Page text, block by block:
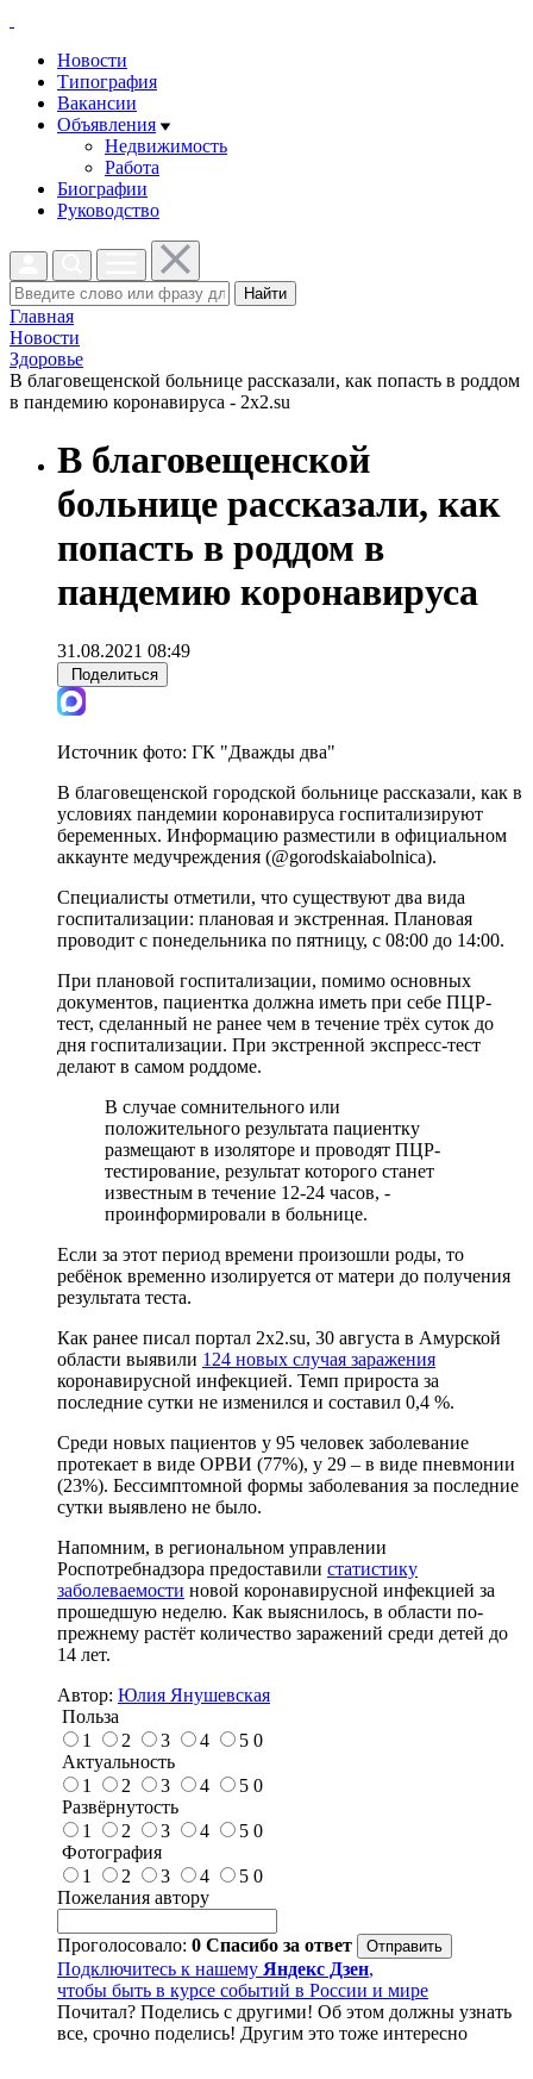
Новости
Типография
Вакансии
Объявления
Недвижимость
Работа
Биографии
Руководство
Найти
Главная
Новости
Здоровье
В благовещенской больнице рассказали, как попасть в роддом
в пандемию коронавируса - 2x2.su
В благовещенской
больнице рассказали, как
попасть в роддом в
пандемию коронавируса
31.08.2021 08:49
Поделиться
Источник фото: ГК "Дважды два"
В благовещенской городской больнице рассказали, как в
условиях пандемии коронавируса госпитализируют
беременных. Информацию разместили в официальном
аккаунте медучреждения (@gorodskaiabolnica).
Специалисты отметили, что существуют два вида
госпитализации: плановая и экстренная. Плановая
проводит с понедельника по пятницу, с 08:00 до 14:00.
При плановой госпитализации, помимо основных
документов, пациентка должна иметь при себе ПЦР-
тест, сделанный не ранее чем в течение трёх суток до
дня госпитализации. При экстренной экспресс-тест
делают в самом роддоме.
В случае сомнительного или
положительного результата пациентку
размещают в изоляторе и проводят ПЦР-
тестирование, результат которого станет
известным в течение 12-24 часов, -
проинформировали в больнице.
Если за этот период времени произошли роды, то
ребёнок временно изолируется от матери до получения
результата теста.
Как ранее писал портал 2х2.su, 30 августа в Амурской
области выявили 124 новых случая заражения
коронавирусной инфекцией. Темп прироста за
последние сутки не изменился и составил 0,4 %.
Среди новых пациентов у 95 человек заболевание
протекает в виде ОРВИ (77%), у 29 – в виде пневмонии
(23%). Бессимптомной формы заболевания за последние
сутки выявлено не было.
Напомним, в региональном управлении
Роспотребнадзора предоставили статистику
заболеваемости новой коронавирусной инфекцией за
прошедшую неделю. Как выяснилось, в области по-
прежнему растёт количество заражений среди детей до
14 лет.
Автор: Юлия Янушевская
Польза
1
2 3 4 5 0
Актуальность
1
2 3 4 5 0
Развёрнутость
1
2 3 4 5 0
Фотография
1
2 3 4 5 0
Пожелания автору
Проголосовало: 0 Спасибо за ответ
Подключитесь к нашему Яндекс Дзен,
чтобы быть в курсе событий в России и мире
Почитал? Поделись с другими! Об этом должны узнать
все, срочно поделись! Другим это тоже интересно